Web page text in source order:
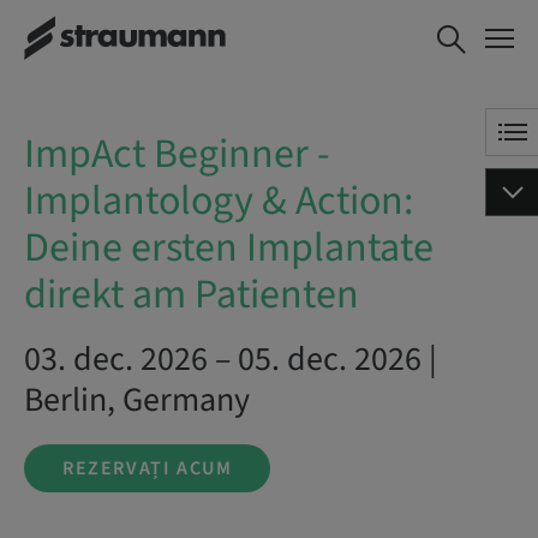
ImpAct Beginner -
Implantology & Action:
REZERVAȚI ACUM
ImpAct Beginner -
Implantology & Action:
Deine ersten Implantate
direkt am Patienten
03. dec. 2026 – 05. dec. 2026 |
Berlin, Germany
REZERVAȚI ACUM